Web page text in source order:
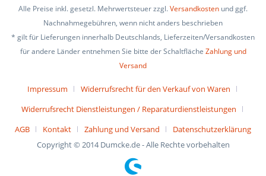
Alle Preise inkl. gesetzl. Mehrwertsteuer zzgl.Versandkosten und ggf.
Nachnahmegebühren, wenn nicht anders beschrieben
* gilt für Lieferungen innerhalb Deutschlands, Lieferzeiten/Versandkosten
für andere Länder entnehmen Sie bitte der Schaltfläche Zahlung und
Versand
Impressum
Widerrufsrecht für den Verkauf von Waren
Widerrufsrecht Dienstleistungen / Reparaturdienstleistungen
AGB
Kontakt Zahlung und Versand
Datenschutzerklärung
Copyright © 2014 Dumcke.de - Alle Rechte vorbehalten